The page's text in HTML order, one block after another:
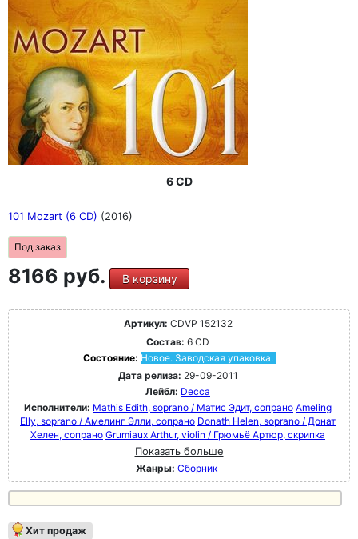
6 CD
101 Mozart (6 CD) (2016)
Под заказ
8166 руб. В корзину
Артикул: CDVP 152132
Состав: 6 CD
Состояние: Новое. Заводская упаковка.
Дата релиза: 29-09-2011
Лейбл: Decca
Исполнители: Mathis Edith, soprano / Матис Эдит, сопрано Ameling
Elly, soprano / Амелинг Элли, сопрано Donath Helen, soprano / Донат
Хелен, сопрано Grumiaux Arthur, violin / Грюмьё Артюр, скрипка
Показать больше
Жанры: Сборник
Хит продаж